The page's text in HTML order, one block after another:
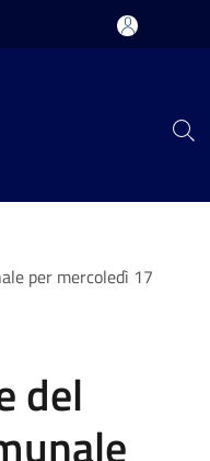
per mercoledì 17
del